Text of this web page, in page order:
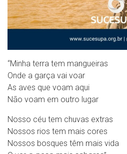
“Minha terra tem mangueiras
Onde a garça vai voar
As aves que voam aqui
Não voam em outro lugar
Nosso céu tem chuvas extras
Nossos rios tem mais cores
Nossos bosques têm mais vida